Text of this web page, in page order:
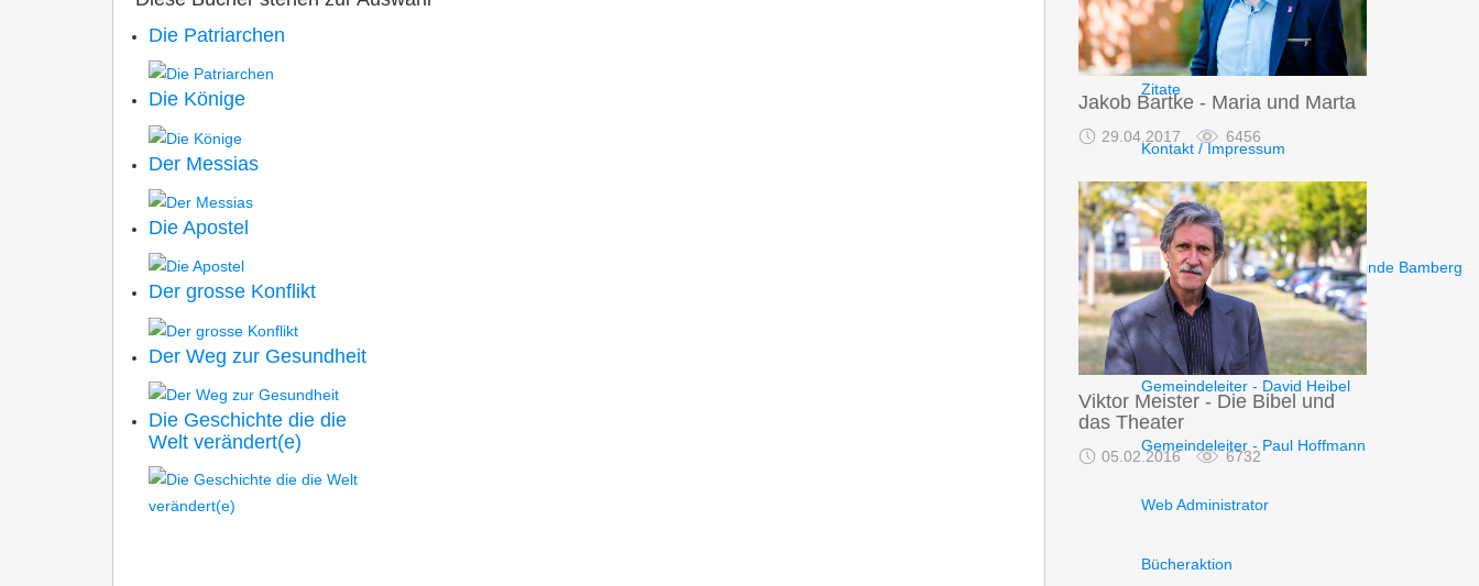
Die Bibel und Halloween
Zitate
Kontakt / Impressum
Impressum
Kontakt / Adresse - Adventgemeinde Bamberg
Pastor - Bernhard Schüle
Gemeindeleiter - David Heibel
Gemeindeleiter - Paul Hoffmann
Web Administrator
Bücheraktion
Die Patriarchen
Die Könige
Der Messias
Die Apostel
Der grosse Konflikt
Der Weg zur Gesundheit
Die Geschichte die die
Welt verändert(e)
Jakob Bartke - Maria und Marta
29.04.2017 6456
Viktor Meister - Die Bibel und
das Theater
05.02.2016 6732